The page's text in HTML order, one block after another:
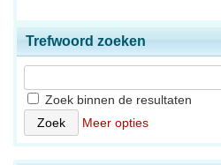
Trefwoord zoeken
Zoek binnen de resultaten
Meer opties